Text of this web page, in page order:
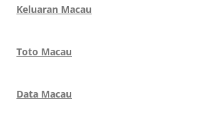
Keluaran Macau
Toto Macau
Data Macau